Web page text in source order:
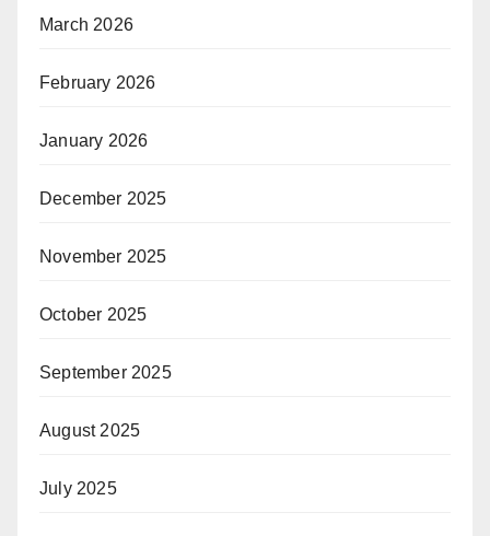
March 2026
February 2026
January 2026
December 2025
November 2025
October 2025
September 2025
August 2025
July 2025